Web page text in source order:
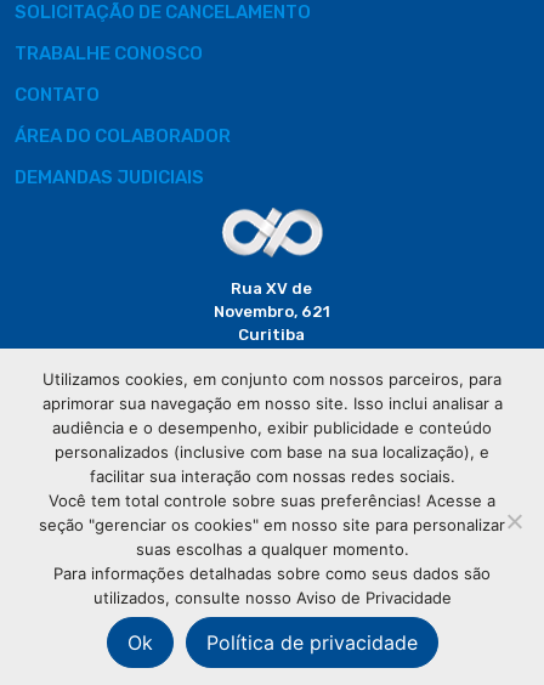
SOLICITAÇÃO DE CANCELAMENTO
TRABALHE CONOSCO
CONTATO
ÁREA DO COLABORADOR
DEMANDAS JUDICIAIS
Rua XV de
Novembro, 621
Curitiba
(41) 3320-
2929
© CopyrightAssociação Comercial do Paraná - Todos os
direitos reservados
76.583.004/0001-01
Utilizamos cookies, em conjunto com nossos parceiros, para
aprimorar sua navegação em nosso site. Isso inclui analisar a
audiência e o desempenho, exibir publicidade e conteúdo
personalizados (inclusive com base na sua localização), e
facilitar sua interação com nossas redes sociais.
Você tem total controle sobre suas preferências! Acesse a
seção "gerenciar os cookies" em nosso site para personalizar
suas escolhas a qualquer momento.
Para informações detalhadas sobre como seus dados são
utilizados, consulte nosso Aviso de Privacidade
Ok Política de privacidade